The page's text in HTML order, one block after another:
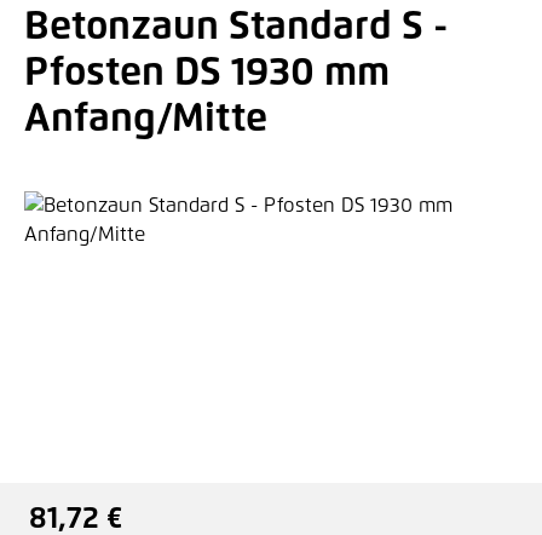
Betonzaun Standard S -
Pfosten DS 1930 mm
Anfang/Mitte
Bildergalerie überspringen
Regulärer Preis:
81,72 €